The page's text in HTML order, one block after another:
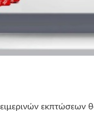
εκπτώσεων